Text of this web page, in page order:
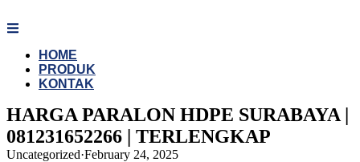
to
HOME
PRODUK
KONTAK
HARGA PARALON HDPE SURABAYA |
081231652266 | TERLENGKAP
Uncategorized·February 24, 2025